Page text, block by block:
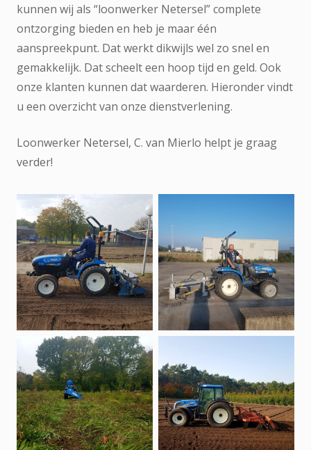
kunnen wij als “loonwerker Netersel” complete
ontzorging bieden en heb je maar één
aanspreekpunt. Dat werkt dikwijls wel zo snel en
gemakkelijk. Dat scheelt een hoop tijd en geld. Ook
onze klanten kunnen dat waarderen. Hieronder vindt
u een overzicht van onze dienstverlening.
Loonwerker Netersel, C. van Mierlo helpt je graag
verder!